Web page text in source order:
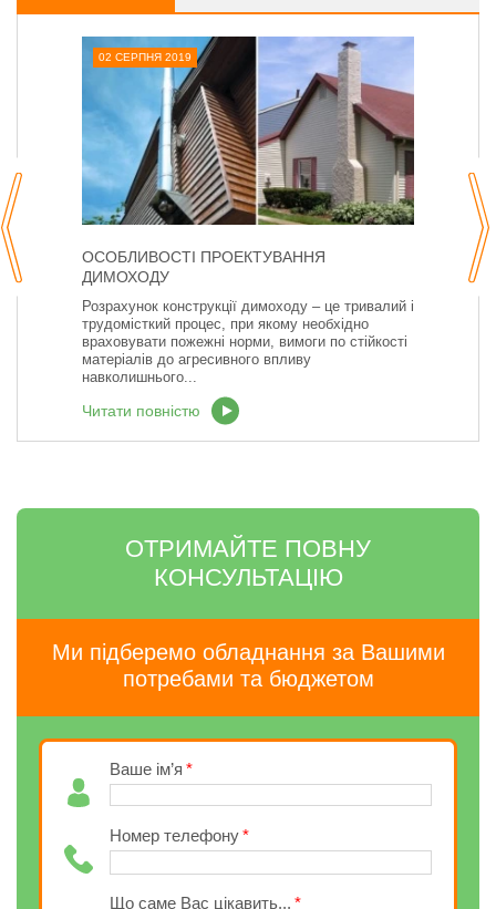
02 СЕРПНЯ 2019
ОСОБЛИВОСТІ ПРОЕКТУВАННЯ
ДИМОХОДУ
Розрахунок конструкції димоходу – це тривалий і
трудомісткий процес, при якому необхідно
враховувати пожежні норми, вимоги по стійкості
матеріалів до агресивного впливу
навколишнього...
Читати повністю
ОТРИМАЙТЕ ПОВНУ
КОНСУЛЬТАЦІЮ
Ми підберемо обладнання за Вашими
потребами та бюджетом
Ваше ім’я
Номер телефону
Що саме Вас цікавить...